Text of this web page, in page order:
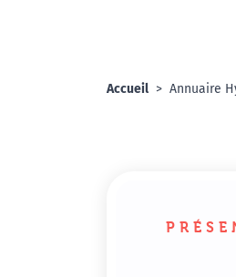
Accueil Annuaire